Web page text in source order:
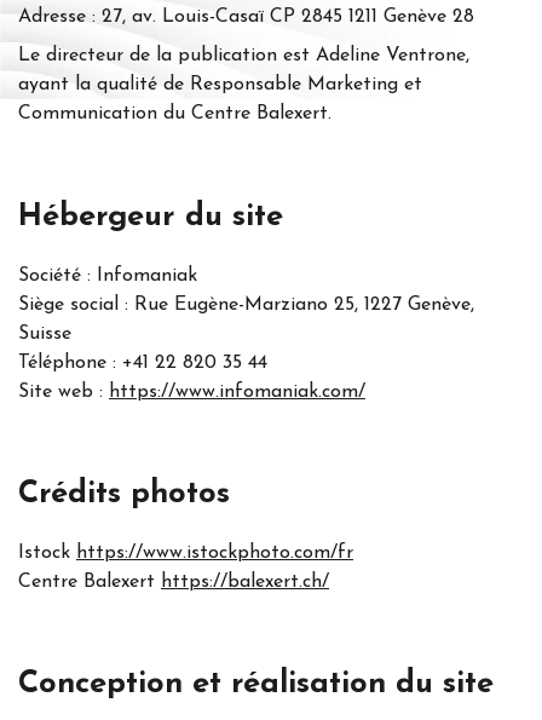
Adresse : 27, av. Louis-Casaï CP 2845 1211 Genève 28
Le directeur de la publication est Adeline Ventrone,
ayant la qualité de Responsable Marketing et
Communication du Centre Balexert.
Hébergeur du site
Société : Infomaniak
Siège social : Rue Eugène-Marziano 25, 1227 Genève,
Suisse
Téléphone : +41 22 820 35 44
Site web : https://www.infomaniak.com/
Crédits photos
Istock https://www.istockphoto.com/fr
Centre Balexert https://balexert.ch/
Conception et réalisation du site